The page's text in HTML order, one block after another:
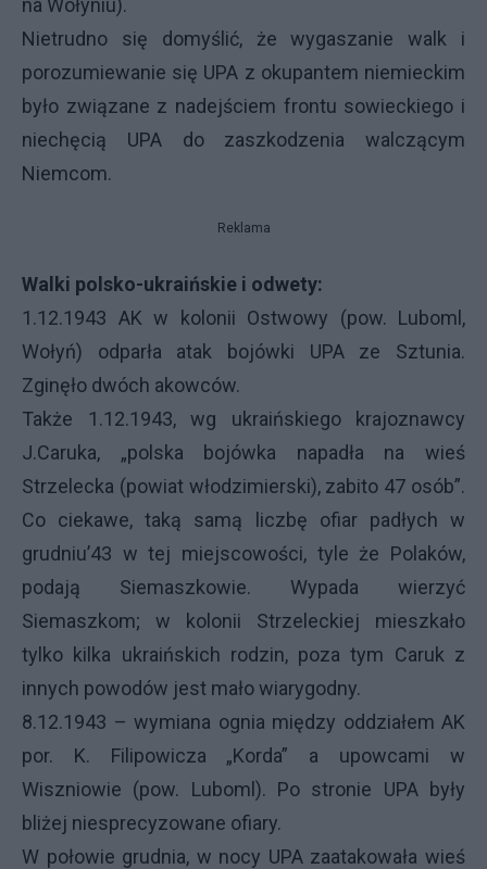
na Wołyniu).
Nietrudno się domyślić, że wygaszanie walk i
porozumiewanie się UPA z okupantem niemieckim
było związane z nadejściem frontu sowieckiego i
niechęcią UPAdo zaszkodzenia walczącym
Niemcom.
Reklama
Walki polsko-ukraińskie i odwety:
1.12.1943 AK w kolonii Ostwowy (pow. Luboml,
Wołyń) odparła atak bojówki UPAze Sztunia.
Zginęło dwóch akowców.
Także 1.12.1943, wg ukraińskiego krajoznawcy
J.Caruka, „polska bojówka napadła na wieś
Strzelecka (powiat włodzimierski), zabito 47 osób”.
Co ciekawe, taką samą liczbę ofiar padłych w
grudniu’43 w tej miejscowości, tyle że Polaków,
podają Siemaszkowie. Wypada wierzyć
Siemaszkom; w kolonii Strzeleckiej mieszkało
tylko kilka ukraińskich rodzin, poza tym Caruk z
innych powodów jest mało wiarygodny.
8.12.1943 – wymiana ognia między oddziałem AK
por. K. Filipowicza „Korda” a upowcami w
Wiszniowie (pow. Luboml). Po stronie UPAbyły
bliżej niesprecyzowane ofiary.
W połowie grudnia, w nocy UPAzaatakowała wieś